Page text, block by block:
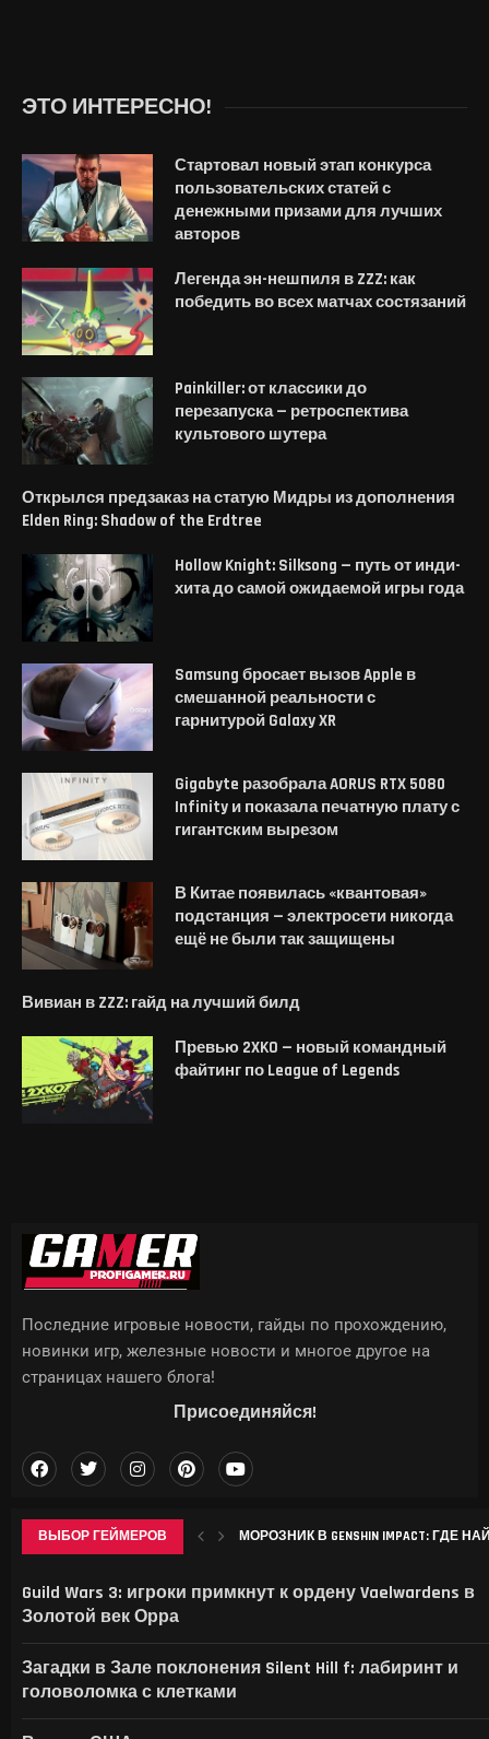
ЭТО ИНТЕРЕСНО!
Стартовал новый этап конкурса
пользовательских статей с
денежными призами для лучших
авторов
Легенда эн-нешпиля в ZZZ: как
победить во всех матчах состязаний
Painkiller: от классики до
перезапуска — ретроспектива
культового шутера
Открылся предзаказ на статую Мидры из дополнения
Elden Ring: Shadow of the Erdtree
Hollow Knight: Silksong — путь от инди-
хита до самой ожидаемой игры года
Samsung бросает вызов Apple в
смешанной реальности с
гарнитурой Galaxy XR
Gigabyte разобрала AORUS RTX 5080
Infinity и показала печатную плату с
гигантским вырезом
В Китае появилась «квантовая»
подстанция — электросети никогда
ещё не были так защищены
Вивиан в ZZZ: гайд на лучший билд
Превью 2XKO — новый командный
файтинг по League of Legends
ВЫБОР ГЕЙМЕРОВ МОРОЗНИК В GENSHIN IMPACT: ГДЕ
Guild Wars 3: игроки примкнут к ордену Vaelwardens в
Золотой век Орра
Загадки в Зале поклонения Silent Hill f: лабиринт и
головоломка с клетками
Последние игровые новости, гайды по прохождению,
новинки игр, железные новости и многое другое на
страницах нашего блога!
Присоединяйся!